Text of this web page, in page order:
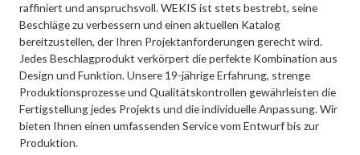
raffiniert und anspruchsvoll. WEKIS ist stets bestrebt, seine
Beschläge zu verbessern und einen aktuellen Katalog
bereitzustellen, der Ihren Projektanforderungen gerecht wird.
Jedes Beschlagprodukt verkörpert die perfekte Kombination aus
Design und Funktion. Unsere 19-jährige Erfahrung, strenge
Produktionsprozesse und Qualitätskontrollen gewährleisten die
Fertigstellung jedes Projekts und die individuelle Anpassung. Wir
bieten Ihnen einen umfassenden Service vom Entwurf bis zur
Produktion.